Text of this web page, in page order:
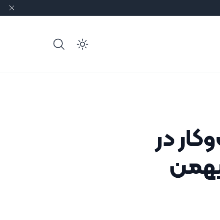
dark mode
در
پتروشیمی ایران 17‌ بهمن